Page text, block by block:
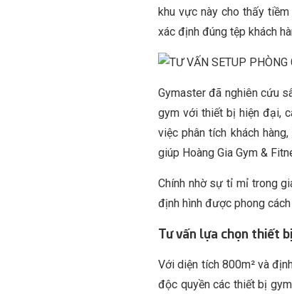
khu vực này cho thấy
xác định đúng tệp khách
Gymaster đã nghiên cứu
gym với thiết bị hiện đại,
việc phân tích khách
giúp Hoàng Gia Gym &
Chính nhờ sự tỉ mỉ trong
định hình được phong
Tư vấn lựa chọn thiết
Với diện tích 800m² và
độc quyền các thiết bị